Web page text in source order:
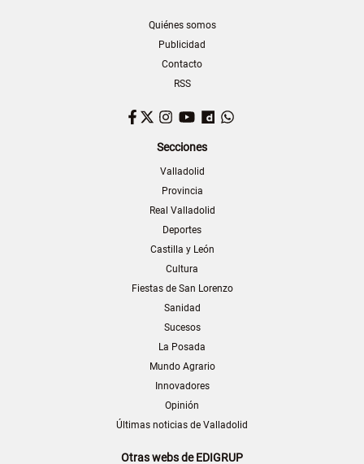
Quiénes somos
Publicidad
Contacto
RSS
Facebook
TwitterInstagram
YouTubeDailymotion
Secciones
Valladolid
Provincia
Real Valladolid
Deportes
Castilla y León
Cultura
Fiestas de San Lorenzo
Sanidad
Sucesos
La Posada
Mundo Agrario
Innovadores
Opinión
Últimas noticias de Valladolid
Otras webs de EDIGRUP